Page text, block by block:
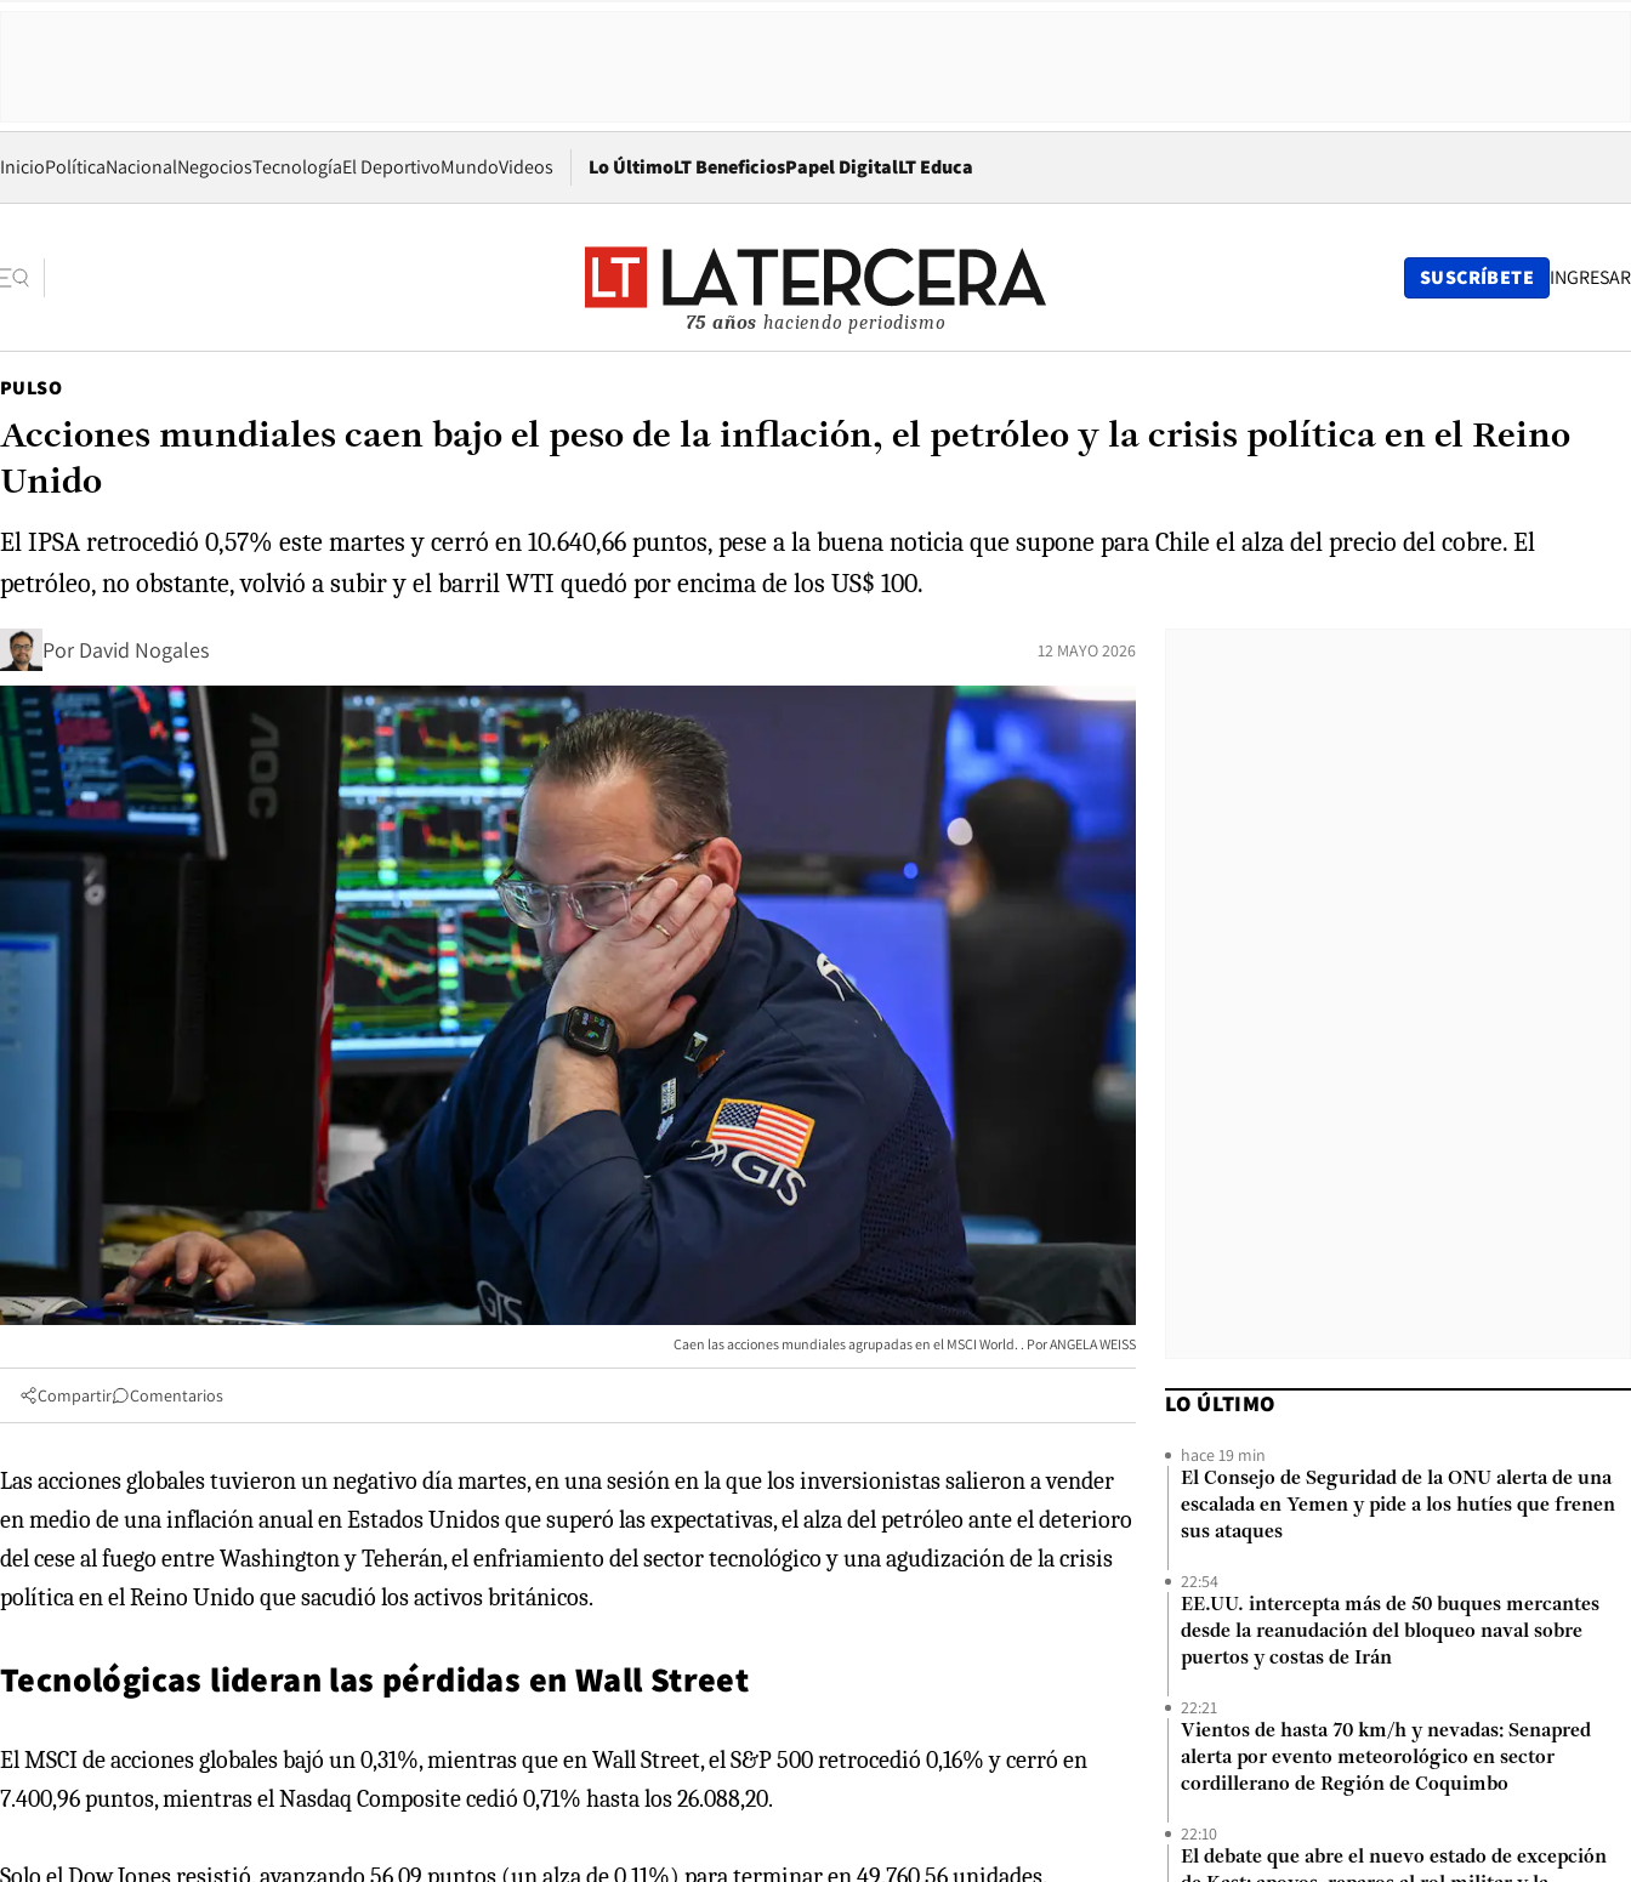
InicioPolíticaNacionalNegociosTecnologíaEl DeportivoMundoVideos Lo ÚltimoLT BeneficiosPapel DigitalOpens in new window
LT Educa
75 años haciendo periodismo
SUSCRÍBETE INGRESAR
PULSO
Acciones mundiales caen bajo el peso de la inflación, el petróleo y la crisis política en el Reino
Unido
El IPSA retrocedió 0,57% este martes y cerró en 10.640,66 puntos, pese a la buena noticia que supone para Chile el alza del precio del cobre. El
petróleo, no obstante, volvió a subir y el barril WTI quedó por encima de los US$ 100.
Por David Nogales 12 MAYO 2026
Caen las acciones mundiales agrupadas en el MSCI World. ANGELA WEISS
Compartir Comentarios
Las acciones globales tuvieron un negativo día martes, en una sesión en la que los inversionistas salieron a vender
en medio de una inflación anual en Estados Unidos que superó las expectativas, el alza del petróleo ante el deterioro
del cese al fuego entre Washington y Teherán, el enfriamiento del sector tecnológico y una agudización de la crisis
política en el Reino Unido que sacudió los activos británicos.
Tecnológicas lideran las pérdidas en Wall Street
El MSCI de acciones globales bajó un 0,31%, mientras que en Wall Street, el S&P 500 retrocedió 0,16% y cerró en
7.400,96 puntos, mientras el Nasdaq Composite cedió 0,71% hasta los 26.088,20.
Solo el Dow Jones resistió, avanzando 56,09 puntos (un alza de 0,11%) para terminar en 49.760,56 unidades.
LO ÚLTIMO
hace 19 min
El Consejo de Seguridad de la ONU alerta de una
escalada en Yemen y pide a los hutíes que frenen
sus ataques
22:54
EE.UU. intercepta más de 50 buques mercantes
desde la reanudación del bloqueo naval sobre
puertos y costas de Irán
22:21
Vientos de hasta 70 km/h y nevadas: Senapred
alerta por evento meteorológico en sector
cordillerano de Región de Coquimbo
22:10
El debate que abre el nuevo estado de excepción